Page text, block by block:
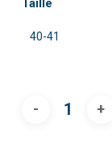
Taille